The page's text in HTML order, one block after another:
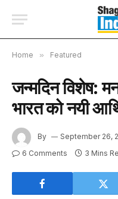
Home » Featured
जन्मदिन विशेष:
भारत को नयी
By September 26,
6 Comments 3 Mins